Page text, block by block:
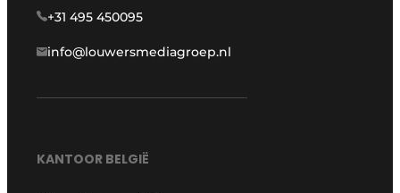
+31 495 450095
info@louwersmediagroep.nl
KANTOOR BELGIË